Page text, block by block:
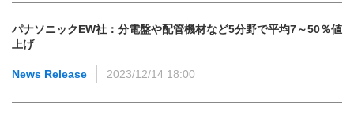
パナソニックEW社：分電盤や配管機材など5分野で平均7～50％値
上げ
News Release 2023/12/14 18:00